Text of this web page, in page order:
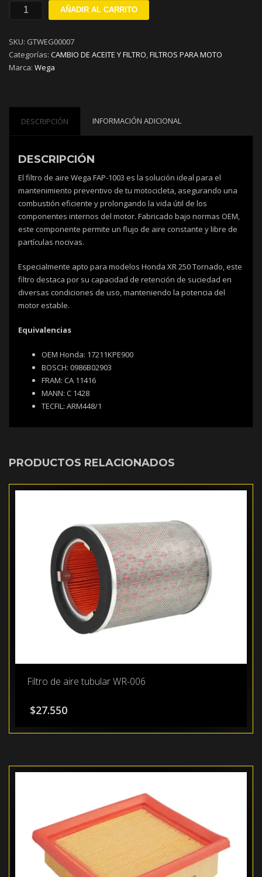
Filtro
FAP-
1003
cantidad
AÑADIR AL CARRITO
SKU: GTWEG00007
Categorías: CAMBIO DE ACEITE Y FILTRO,FILTROS PARA MOTO
Marca: Wega
DESCRIPCIÓN INFORMACIÓN ADICIONAL
DESCRIPCIÓN
El filtro de aire Wega FAP-1003 es la solución ideal para el
mantenimiento preventivo de tu motocicleta, asegurando una
combustión eficiente y prolongando la vida útil de los
componentes internos del motor. Fabricado bajo normas OEM,
este componente permite un flujo de aire constante y libre de
partículas nocivas.
Especialmente apto para modelos Honda XR 250 Tornado, este
filtro destaca por su capacidad de retención de suciedad en
diversas condiciones de uso, manteniendo la potencia del
motor estable.
Equivalencias
OEM Honda: 17211KPE900
BOSCH: 0986B02903
FRAM: CA 11416
MANN: C 1428
TECFIL: ARM448/1
PRODUCTOS RELACIONADOS
Filtro de aire tubular WR-006
$27.550